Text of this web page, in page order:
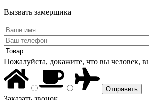
Вызвать замерщика
Пожалуйста, докажите, что вы человек,
Заказать звонок